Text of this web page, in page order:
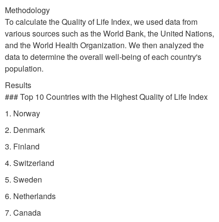
Methodology
To calculate the Quality of Life Index, we used data from
various sources such as the World Bank, the United Nations,
and the World Health Organization. We then analyzed the
data to determine the overall well-being of each country's
population.
Results
### Top 10 Countries with the Highest Quality of Life Index
1. Norway
2. Denmark
3. Finland
4. Switzerland
5. Sweden
6. Netherlands
7. Canada